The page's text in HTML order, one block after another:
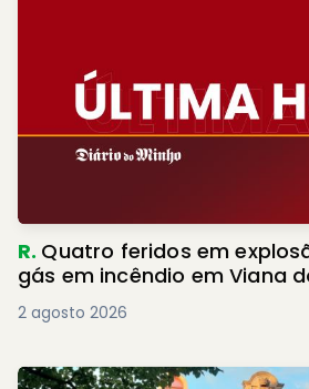
R. Quatro feridos em
gás em incêndio em Viana
2 agosto 2026